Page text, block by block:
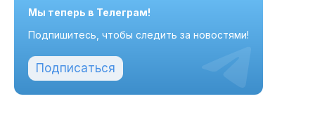
Мы теперь в Телеграм!
Подпишитесь, чтобы следить за новостями!
Подписаться